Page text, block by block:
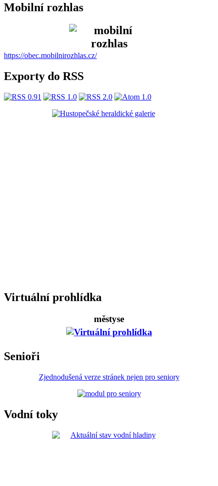
Mobilní rozhlas
https://obec.mobilnirozhlas.cz/
Exporty do RSS
Virtuální prohlídka
městyse
Senioři
Zjednodušená verze stránek nejen pro seniory
Vodní toky